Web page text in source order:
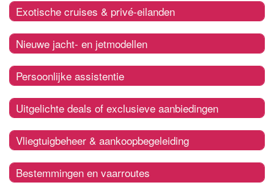
Exotische cruises & privé-eilanden
Nieuwe jacht- en jetmodellen
Persoonlijke assistentie
Uitgelichte deals of exclusieve aanbiedingen
Vliegtuigbeheer & aankoopbegeleiding
Bestemmingen en vaarroutes